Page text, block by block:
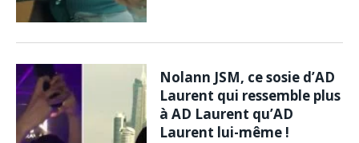
Nolann JSM, ce sosie d’AD
Laurent qui ressemble plus
à AD Laurent qu’AD
Laurent lui-même !